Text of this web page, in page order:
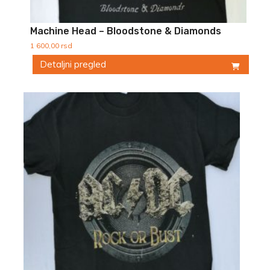
Machine Head – Bloodstone & Diamonds
1 600,00 rsd
Detaljni pregled
proizvod
ima
više
biti
stranici